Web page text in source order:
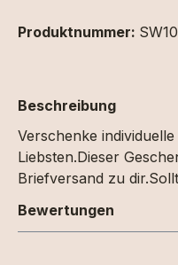
Produktnummer:
Beschreibung
Verschenke
Liebsten.Dieser
Briefversand zu
Bewertungen